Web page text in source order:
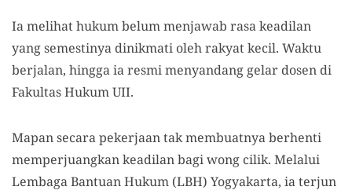
Ia melihat hukum belum menjawab rasa keadilan
yang semestinya dinikmati oleh rakyat kecil. Waktu
berjalan, hingga ia resmi menyandang gelar dosen di
Fakultas Hukum UII.
Mapan secara pekerjaan tak membuatnya berhenti
memperjuangkan keadilan bagi wong cilik. Melalui
Lembaga Bantuan Hukum (LBH) Yogyakarta, ia terjun